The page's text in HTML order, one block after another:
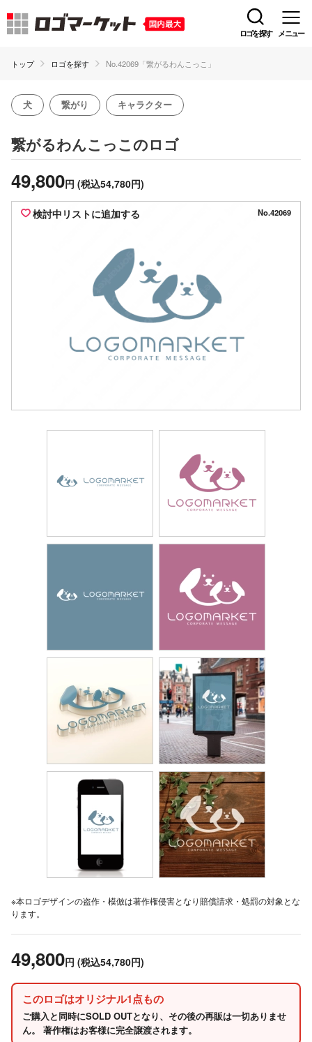
ロゴを探す メニュー
トップ ロゴを探す No.42069「繋がるわんこっこ」
犬 繋がり キャラクター
繋がるわんこっこのロゴ
49,800円 (税込54,780円)
検討中リストに追加する No.42069
※本ロゴデザインの盗作・模倣は著作権侵害となり賠償請求・処罰の対象とな
ります。
49,800円 (税込54,780円)
このロゴはオリジナル1点もの
ご購入と同時にSOLD OUTとなり、その後の再販は一切ありませ
ん。 著作権はお客様に完全譲渡されます。